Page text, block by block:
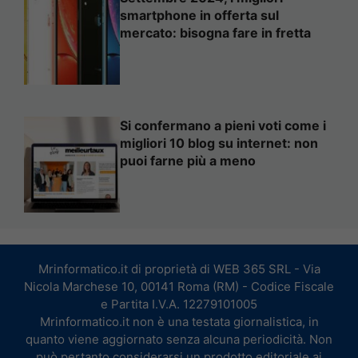
smartphone in offerta sul
mercato: bisogna fare in fretta
Si confermano a pieni voti come i
migliori 10 blog su internet: non
puoi farne più a meno
Mrinformatico.it di proprietà di WEB 365 SRL - Via
Nicola Marchese 10, 00141 Roma (RM) - Codice Fiscale
e Partita I.V.A. 12279101005
Mrinformatico.it non è una testata giornalistica, in
quanto viene aggiornato senza alcuna periodicità. Non